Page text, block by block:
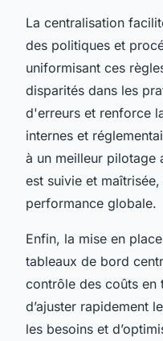
La centralisation
des politiques et
uniformisant ces
disparités dans les
d'erreurs et renforce
internes et
à un meilleur pilotage
est suivie et
performance globale.
Enfin, la mise en
tableaux de bord
contrôle des coûts en
d’ajuster rapidement
les besoins et